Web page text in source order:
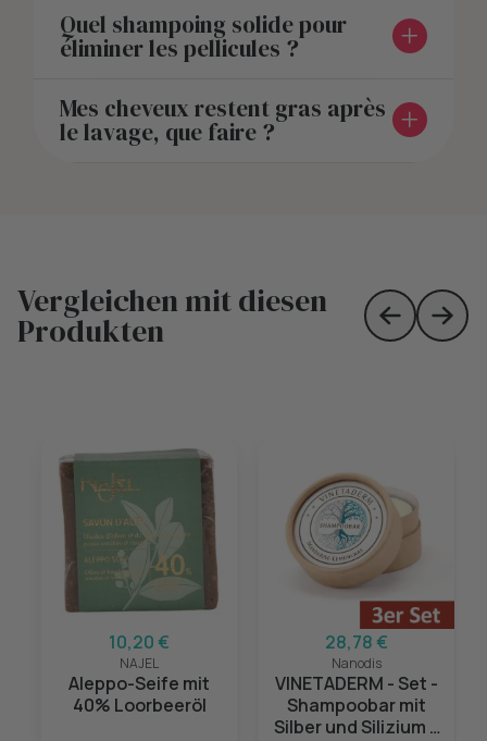
Quel shampoing solide pour
éliminer les pellicules ?
Mes cheveux restent gras après
le lavage, que faire ?
Vergleichen mit diesen
Produkten Skip toSkip
10,20 €
NAJEL
Aleppo-Seife mit
40% Loorbeeröl
28,78 €
Nanodis
VINETADERM - Set -
Shampoobar mit
Silber und Silizium 3